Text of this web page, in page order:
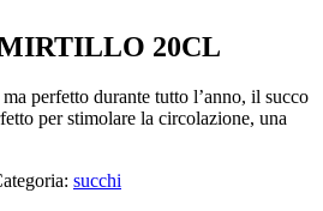
20CL
perfetto durante tutto l’anno, il succo
per stimolare la circolazione, una
succhi